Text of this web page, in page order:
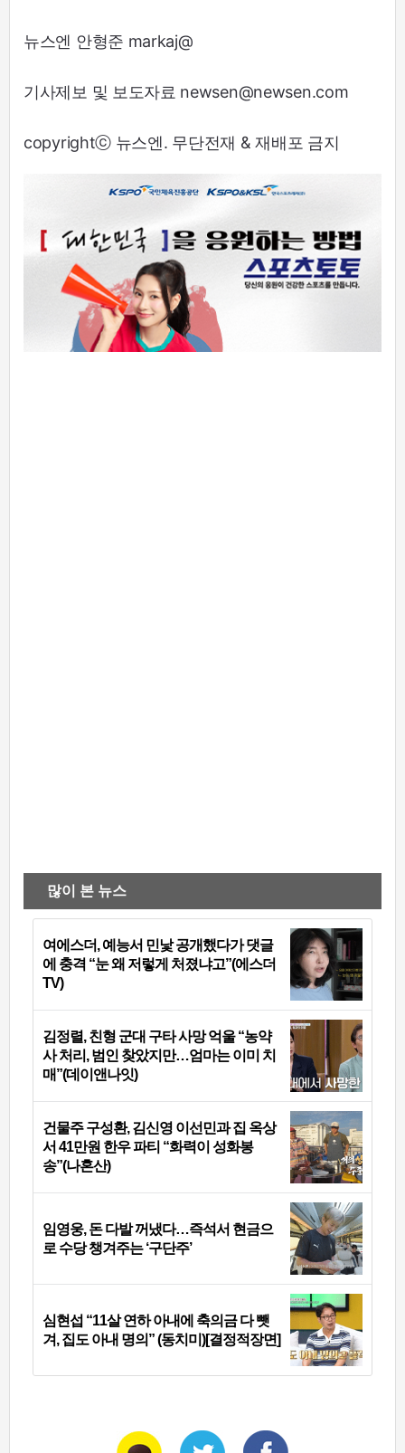
뉴스엔 안형준 markaj@
기사제보 및 보도자료 newsen@newsen.com
copyrightⓒ 뉴스엔. 무단전재 & 재배포 금지
많이 본 뉴스
여에스더, 예능서 민낯 공개했다가 댓글
에 충격 “눈 왜 저렇게 처졌냐고”(에스더
TV)
김정렬, 친형 군대 구타 사망 억울 “농약
사 처리, 범인 찾았지만…엄마는 이미 치
매”(데이앤나잇)
건물주 구성환, 김신영 이선민과 집 옥상
서 41만원 한우 파티 “화력이 성화봉
송”(나혼산)
임영웅, 돈 다발 꺼냈다…즉석서 현금으
로 수당 챙겨주는 ‘구단주’
심현섭 “11살 연하 아내에 축의금 다 뺏
겨, 집도 아내 명의” (동치미)[결정적장면]